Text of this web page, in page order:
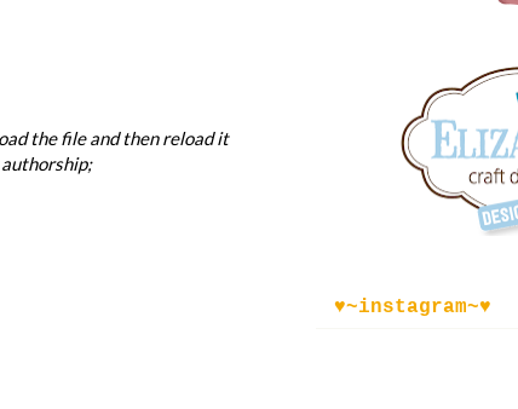
the file and then reload it
authorship;
♥~instagram~♥